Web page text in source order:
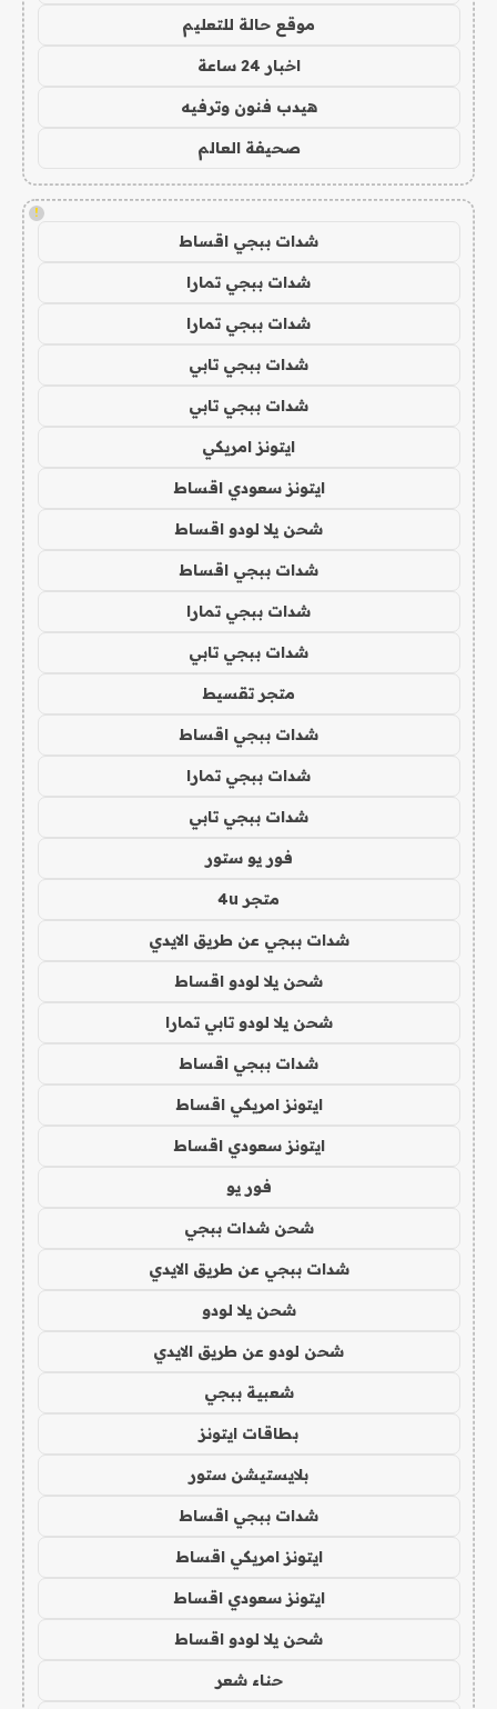
موقع حالة للتعليم
اخبار 24 ساعة
هيدب فنون وترفيه
صحيفة العالم
!
شدات ببجي اقساط
شدات ببجي تمارا
شدات ببجي تمارا
شدات ببجي تابي
شدات ببجي تابي
ايتونز امريكي
ايتونز سعودي اقساط
شحن يلا لودو اقساط
شدات ببجي اقساط
شدات ببجي تمارا
شدات ببجي تابي
متجر تقسيط
شدات ببجي اقساط
شدات ببجي تمارا
شدات ببجي تابي
فور يو ستور
متجر 4u
شدات ببجي عن طريق الايدي
شحن يلا لودو اقساط
شحن يلا لودو تابي تمارا
شدات ببجي اقساط
ايتونز امريكي اقساط
ايتونز سعودي اقساط
فور يو
شحن شدات ببجي
شدات ببجي عن طريق الايدي
شحن يلا لودو
شحن لودو عن طريق الايدي
شعبية ببجي
بطاقات ايتونز
بلايستيشن ستور
شدات ببجي اقساط
ايتونز امريكي اقساط
ايتونز سعودي اقساط
شحن يلا لودو اقساط
حناء شعر